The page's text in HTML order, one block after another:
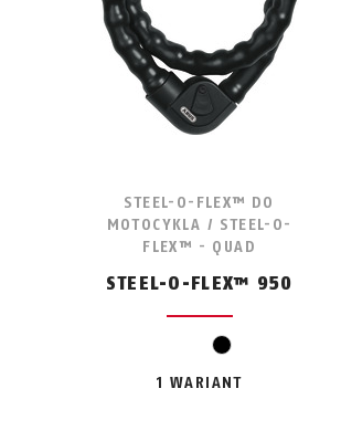
STEEL-O-FLEX™ DO
MOTOCYKLA / STEEL-O-
FLEX™ - QUAD
STEEL-O-FLEX™ 950
czarny
1 WARIANT